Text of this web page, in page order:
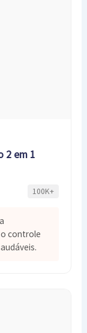
2 em 1
100K+
controle